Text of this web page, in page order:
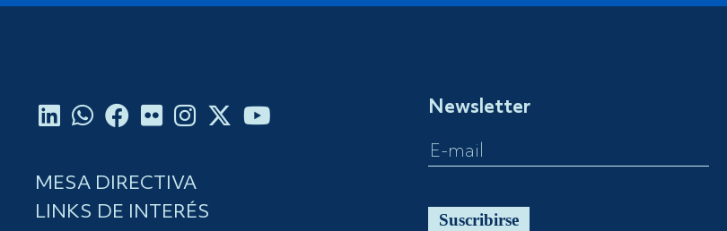
LINKS DE INTERÉS
MESA DIRECTIVA
Newsletter
Suscribirse